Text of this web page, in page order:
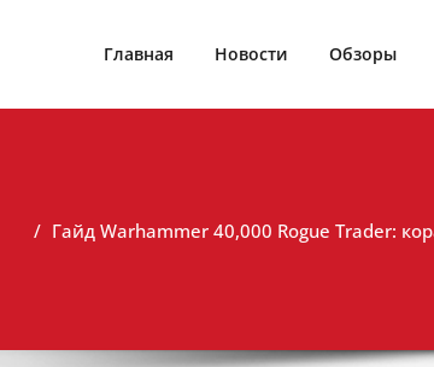
Главная Новости Обзоры
Гайд Warhammer 40,000 Rogue Trader: